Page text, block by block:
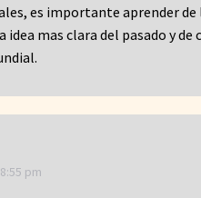
es importante aprender
idea mas clara del pasado y
pm